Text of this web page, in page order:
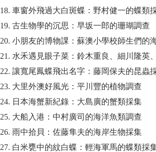
18. 車窗外飛過大白斑蝶：野村健一的蝶類
19. 古生物學的沉思：早坂一郎的珊瑚調查
20. 小朋友的博物課：蘇澳小學校師生們的
21. 水禾遇見眼子菜：鈴木重良、細川隆英
22. 讓寬尾鳳蝶飛出名字：藤岡保夫的昆蟲
23. 大里外澳好風光：平川豐的植物調查
24. 日本海蟹新紀錄：大島廣的蟹類採集
25. 大船入港：中村廣司的海洋魚類調查
26. 雨中拾貝：佐藤隼夫的海岸生物採集
27. 白米甕中的紋白蝶：輕海軍馬的蝶類採